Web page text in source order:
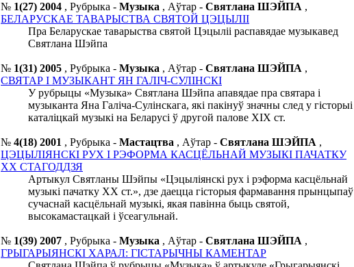
№ 1(27) 2004 , Рубрыка - Музыка , Аўтар - Святлана ШЭЙПА ,
БЕЛАРУСКАЕ ТАВАРЫСТВА СВЯТОЙ ЦЭЦЫЛІІ
Пра Беларускае таварыства святой Цэцыліі распавядае музыкавед
Святлана Шэйпа
№ 1(31) 2005 , Рубрыка - Музыка , Аўтар - Святлана ШЭЙПА ,
СВЯТАР І МУЗЫКАНТ ЯН ГАЛІЧ-СУЛІНСКІ
У рубрыцы «Музыка» Святлана Шэйпа апавядае пра святара і
музыканта Яна Галіча-Сулінскага, які пакінуў значны след у гісторыі
каталіцкай музыкі на Беларусі ў другой палове ХІХ ст.
№ 4(18) 2001 , Рубрыка - Мастацтва , Аўтар - Святлана ШЭЙПА ,
ЦЭЦЫЛІЯНСКІ РУХ І РЭФОРМА КАСЦЁЛЬНАЙ МУЗЫКІ ПАЧАТКУ
ХХ СТАГОДДЗЯ
Артыкул Святланы Шэйпы «Цэцыліянскі рух і рэформа касцёльнай
музыкі пачатку ХХ ст.», дзе даецца гісторыя фармавання прынцыпаў
сучаснай касцёльнай музыкі, якая павінна быць святой,
высокамастацкай і ўсеагульнай.
№ 1(39) 2007 , Рубрыка - Музыка , Аўтар - Святлана ШЭЙПА ,
ГРЫГАРЫЯНСКI ХАРАЛ: ГIСТАРЫЧНЫ КАМЕНТАР